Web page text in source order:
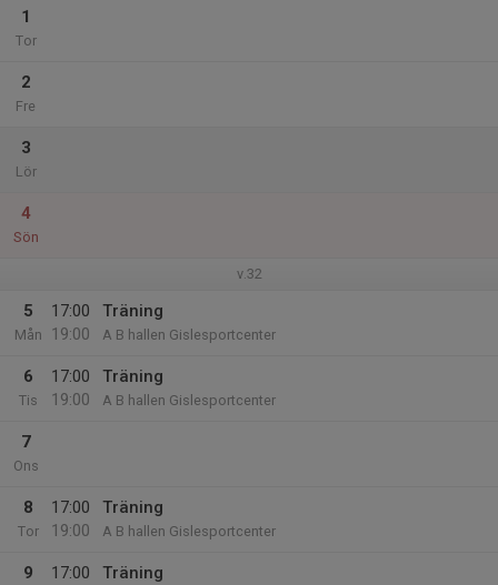
1
Tor
2
Fre
3
Lör
4
Sön
v.32
5
Mån
17:00
19:00
Träning
A B hallen Gislesportcenter
6
Tis
17:00
19:00
Träning
A B hallen Gislesportcenter
7
Ons
8
Tor
17:00
19:00
Träning
A B hallen Gislesportcenter
9
17:00
Träning